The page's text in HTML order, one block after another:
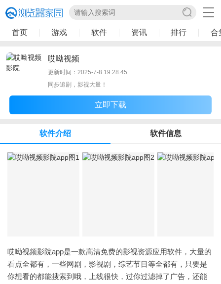
首页 游戏 软件 资讯 排行 合
哎呦视频
更新时间：2025-7-8 19:28:45
同步追剧，影视大量！
立即下载
软件介绍 软件信息
哎呦视频影院app是一款高清免费的影视资源应用软件，大量的
看点全都有，一些网剧，影视剧，综艺节目等全都有，只要是
你想看的都能搜索到哦，上线很快，过你过滤掉了广告，还能